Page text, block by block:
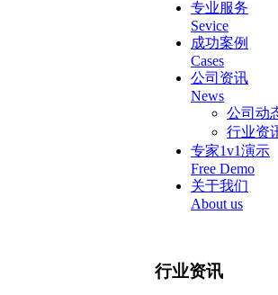
专业服务
Sevice
成功案例
Cases
公司资讯
News
公司动
行业资
专家1v1演示
Free Demo
关于我们
About us
行业资讯